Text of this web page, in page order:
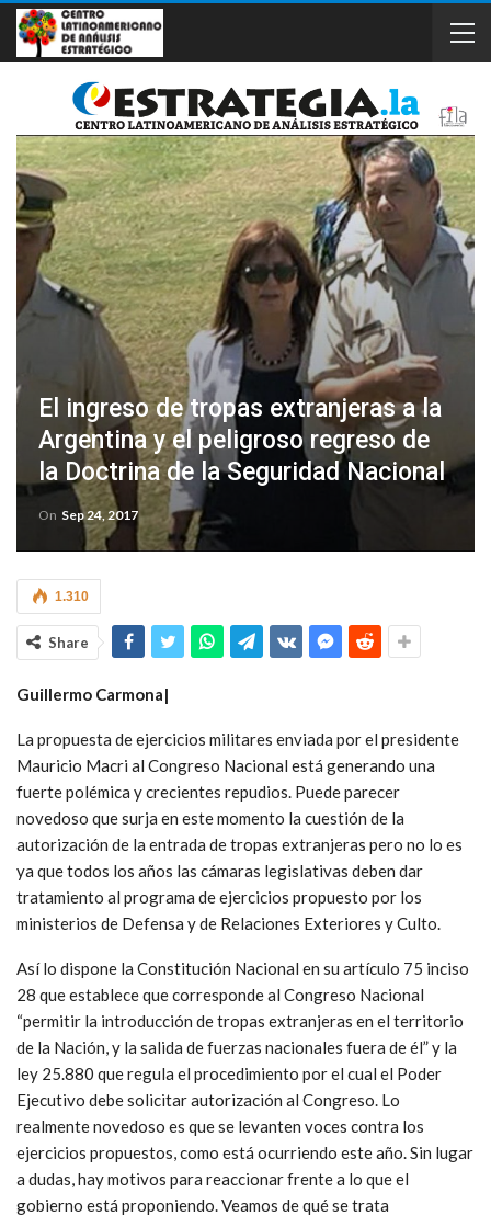
El ingreso de tropas extranjeras a la
Argentina y el peligroso regreso de
la Doctrina de la Seguridad Nacional
On Sep 24, 2017
1.310
Share
Guillermo Carmona|
La propuesta de ejercicios militares enviada por el presidente
Mauricio Macri al Congreso Nacional está generando una
fuerte polémica y crecientes repudios. Puede parecer
novedoso que surja en este momento la cuestión de la
autorización de la entrada de tropas extranjeras pero no lo es
ya que todos los años las cámaras legislativas deben dar
tratamiento al programa de ejercicios propuesto por los
ministerios de Defensa y de Relaciones Exteriores y Culto.
Así lo dispone la Constitución Nacional en su artículo 75 inciso
28 que establece que corresponde al Congreso Nacional
“permitir la introducción de tropas extranjeras en el territorio
de la Nación, y la salida de fuerzas nacionales fuera de él” y la
ley 25.880 que regula el procedimiento por el cual el Poder
Ejecutivo debe solicitar autorización al Congreso. Lo
realmente novedoso es que se levanten voces contra los
ejercicios propuestos, como está ocurriendo este año. Sin lugar
a dudas, hay motivos para reaccionar frente a lo que el
gobierno está proponiendo. Veamos de qué se trata